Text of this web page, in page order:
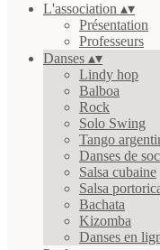
L'association ▴▾
Présentation
Professeurs
Danses ▴▾
Lindy hop
Balboa
Rock
Solo Swing
Tango
Danses de
Salsa cubaine
Salsa
Bachata
Kizomba
Danses en